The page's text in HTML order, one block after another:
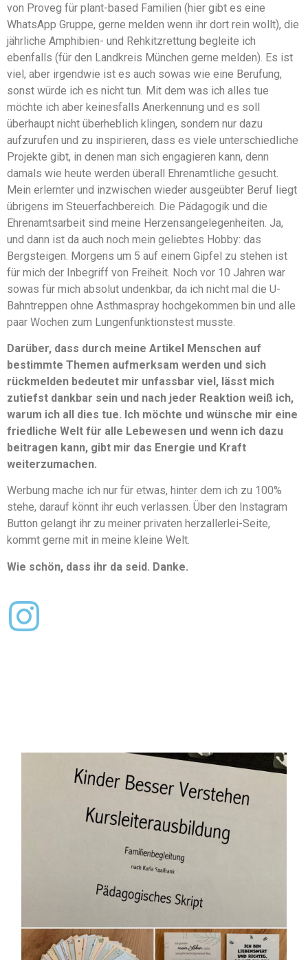
von Proveg für plant-based Familien (hier gibt es eine
WhatsApp Gruppe, gerne melden wenn ihr dort rein wollt), die
jährliche Amphibien- und Rehkitzrettung begleite ich
ebenfalls (für den Landkreis München gerne melden). Es ist
viel, aber irgendwie ist es auch sowas wie eine Berufung,
sonst würde ich es nicht tun. Mit dem was ich alles tue
möchte ich aber keinesfalls Anerkennung und es soll
überhaupt nicht überheblich klingen, sondern nur dazu
aufzurufen und zu inspirieren, dass es viele unterschiedliche
Projekte gibt, in denen man sich engagieren kann, denn
damals wie heute werden überall Ehrenamtliche gesucht.
Mein erlernter und inzwischen wieder ausgeübter Beruf liegt
übrigens im Steuerfachbereich. Die Pädagogik und die
Ehrenamtsarbeit sind meine Herzensangelegenheiten. Ja,
und dann ist da auch noch mein geliebtes Hobby: das
Bergsteigen. Morgens um 5 auf einem Gipfel zu stehen ist
für mich der Inbegriff von Freiheit. Noch vor 10 Jahren war
sowas für mich absolut undenkbar, da ich nicht mal die U-
Bahntreppen ohne Asthmaspray hochgekommen bin und alle
paar Wochen zum Lungenfunktionstest musste.
Darüber, dass durch meine Artikel Menschen auf
bestimmte Themen aufmerksam werden und sich
rückmelden bedeutet mir unfassbar viel, lässt mich
zutiefst dankbar sein und nach jeder Reaktion weiß ich,
warum ich all dies tue. Ich möchte und wünsche mir eine
friedliche Welt für alle Lebewesen und wenn ich dazu
beitragen kann, gibt mir das Energie und Kraft
weiterzumachen.
Werbung mache ich nur für etwas, hinter dem ich zu 100%
stehe, darauf könnt ihr euch verlassen. Über den Instagram
Button gelangt ihr zu meiner privaten herzallerlei-Seite,
kommt gerne mit in meine kleine Welt.
Wie schön, dass ihr da seid. Danke.